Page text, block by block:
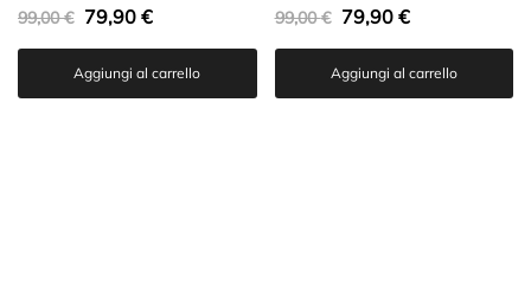
99,00€ 79,90 €
Aggiungi al carrello
99,00€ 79,90 €
Aggiungi al carrello